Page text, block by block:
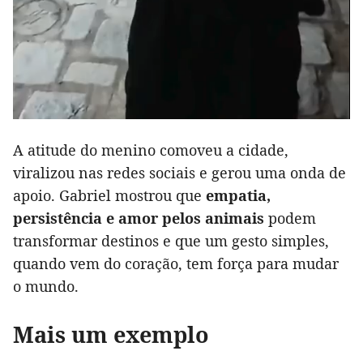
A atitude do menino comoveu a cidade,
viralizou nas redes sociais e gerou uma onda de
apoio. Gabriel mostrou que empatia,
persistência e amor pelos animais podem
transformar destinos e que um gesto simples,
quando vem do coração, tem força para mudar
o mundo.
Mais um exemplo